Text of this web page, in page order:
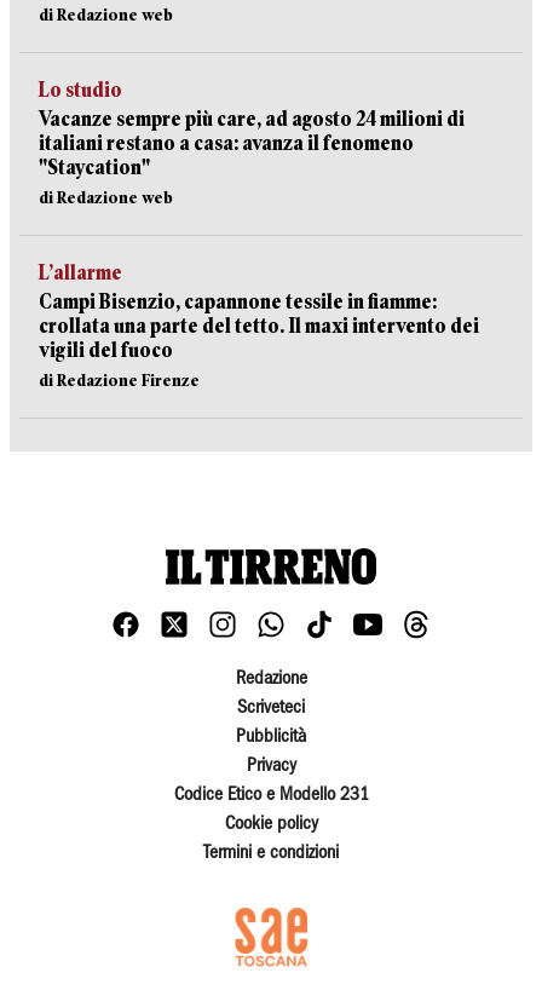
di Redazione web
Lo studio
Vacanze sempre più care, ad agosto 24 milioni di
italiani restano a casa: avanza il fenomeno
"Staycation"
di Redazione web
L’allarme
Campi Bisenzio, capannone tessile in fiamme:
crollata una parte del tetto. Il maxi intervento dei
vigili del fuoco
di Redazione Firenze
Redazione
Scriveteci
Pubblicità
Privacy
Codice Etico e Modello 231
Cookie policy
Termini e condizioni